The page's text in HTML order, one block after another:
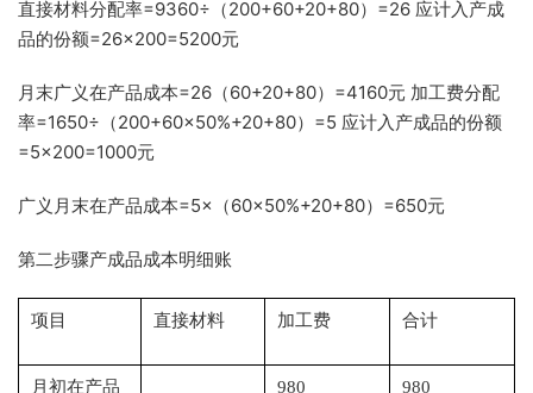
直接材料分配率=9360÷（200+60+20+80）=26 应计入产成
品的份额=26×200=5200元
月末广义在产品成本=26（60+20+80）=4160元 加工费分配
率=1650÷（200+60×50%+20+80）=5 应计入产成品的份额
=5×200=1000元
广义月末在产品成本=5×（60×50%+20+80）=650元
第二步骤产成品成本明细账
项目 直接材料 加工费 合计
月初在产品
980 980